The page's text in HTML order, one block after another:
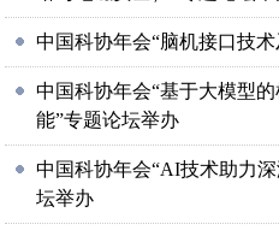
中国科协年会“脑机接口技
中国科协年会“基于大模型
能”专题论坛举办
中国科协年会“AI技术助力
坛举办